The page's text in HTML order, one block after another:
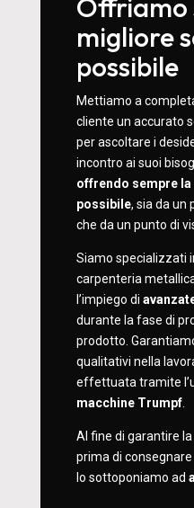
Offriamo
migliore
possibile
Mettiamo a
cliente un accurato
per ascoltare i
incontro ai suoi
offrendo sempre
possibile, sia da un
che da un punto di
Siamo specializzati
carpenteria
l’impiego di
durante la fase di
prodotto.
qualitativi nella
effettuata tramite
macchine Trumpf.
Al fine di garantire
prima di
lo sottoponiamo ad